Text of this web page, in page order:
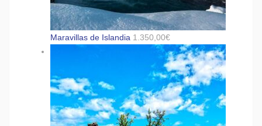
Maravillas de Islandia 1.350,00€